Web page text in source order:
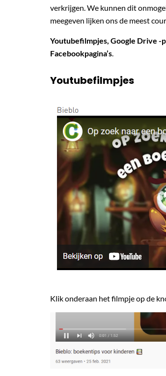
verkrijgen. We kunnen dit
meegeven lijken ons de meest
Youtubefilmpjes, Google Drive
Facebookpagina’s.
Youtubefilmpjes
Klik onderaan het filmpje op de